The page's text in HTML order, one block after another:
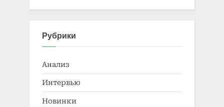
Рубрики
Анализ
Интервью
Новинки